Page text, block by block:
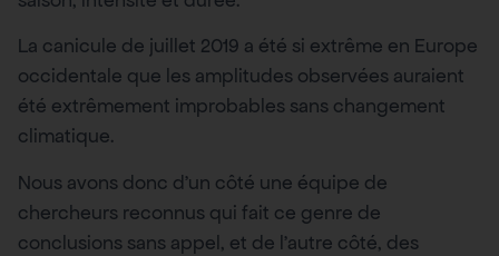
La canicule de juillet 2019 a été si extrême en Europe
occidentale que les amplitudes observées auraient
été extrêmement improbables sans changement
climatique.
Nous avons donc d’un côté une équipe de
chercheurs reconnus qui fait ce genre de
conclusions sans appel, et de l’autre côté, des